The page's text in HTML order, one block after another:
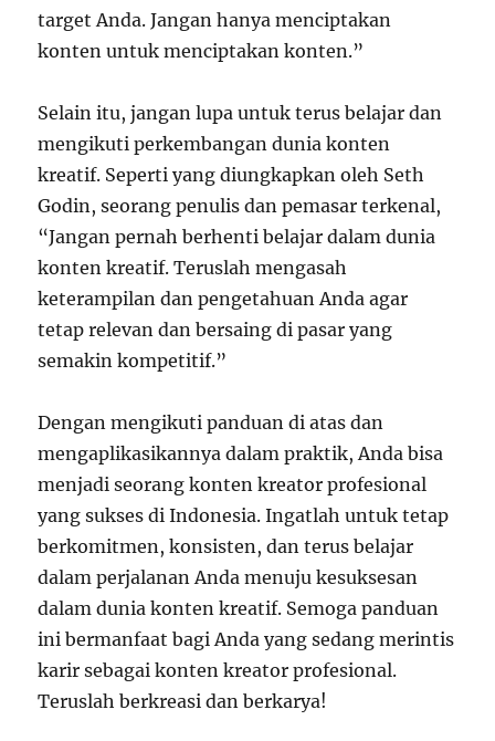
target Anda. Jangan hanya menciptakan
konten untuk menciptakan konten.”
Selain itu, jangan lupa untuk terus belajar dan
mengikuti perkembangan dunia konten
kreatif. Seperti yang diungkapkan oleh Seth
Godin, seorang penulis dan pemasar terkenal,
“Jangan pernah berhenti belajar dalam dunia
konten kreatif. Teruslah mengasah
keterampilan dan pengetahuan Anda agar
tetap relevan dan bersaing di pasar yang
semakin kompetitif.”
Dengan mengikuti panduan di atas dan
mengaplikasikannya dalam praktik, Anda bisa
menjadi seorang konten kreator profesional
yang sukses di Indonesia. Ingatlah untuk tetap
berkomitmen, konsisten, dan terus belajar
dalam perjalanan Anda menuju kesuksesan
dalam dunia konten kreatif. Semoga panduan
ini bermanfaat bagi Anda yang sedang merintis
karir sebagai konten kreator profesional.
Teruslah berkreasi dan berkarya!